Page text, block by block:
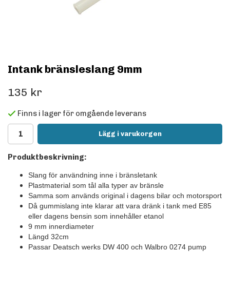
Intank bränsleslang 9mm
135 kr
Finns i lager för omgående leverans
Lägg i varukorgen
Produktbeskrivning:
Slang för användning inne i bränsletank
Plastmaterial som tål alla typer av bränsle
Samma som används original i dagens bilar och motorsport
Då gummislang inte klarar att vara dränk i tank med E85
eller dagens bensin som innehåller etanol
9 mm innerdiameter
Längd 32cm
Passar Deatsch werks DW 400 och Walbro 0274 pump